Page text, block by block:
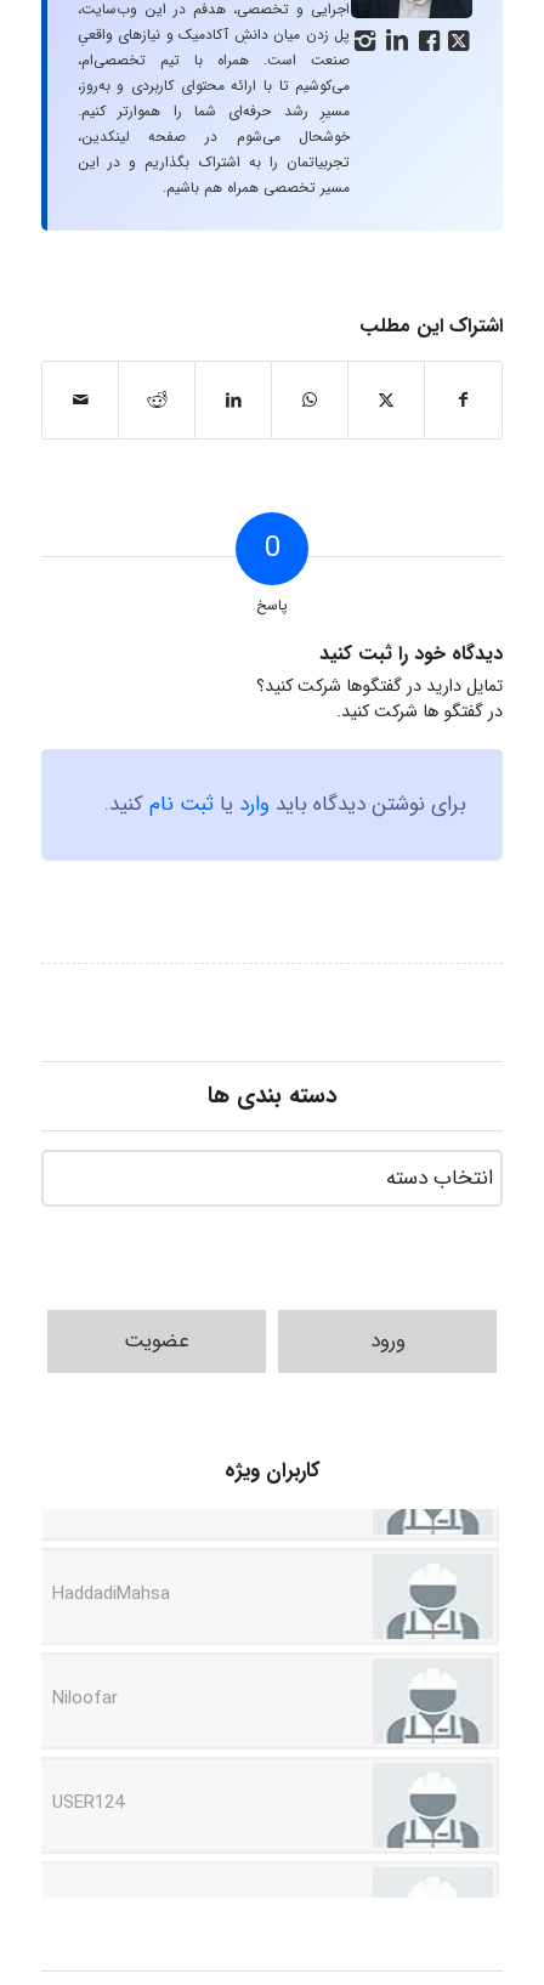
   
اجرایی و تخصصی، هدفم در این وب‌سایت،
پل زدن میان دانشِ آکادمیک و نیازهای واقعیِ
صنعت است. همراه با تیم تخصصی‌ام،
می‌کوشیم تا با ارائه محتوای کاربردی و به‌روز،
مسیرِ رشد حرفه‌ای شما را هموارتر کنیم.
خوشحال می‌شوم در صفحه لینکدین،
تجربیاتمان را به اشتراک بگذاریم و در این
مسیر تخصصی همراه هم باشیم.
اشتراک این مطلب
0
پاسخ
دیدگاه خود را ثبت کنید
تمایل دارید در گفتگوها شرکت کنید؟
در گفتگو ها شرکت کنید.
برای نوشتن دیدگاه باید وارد یا ثبت نامکنید.
دسته بندی ها
ورود عضویت
کاربران ویژه